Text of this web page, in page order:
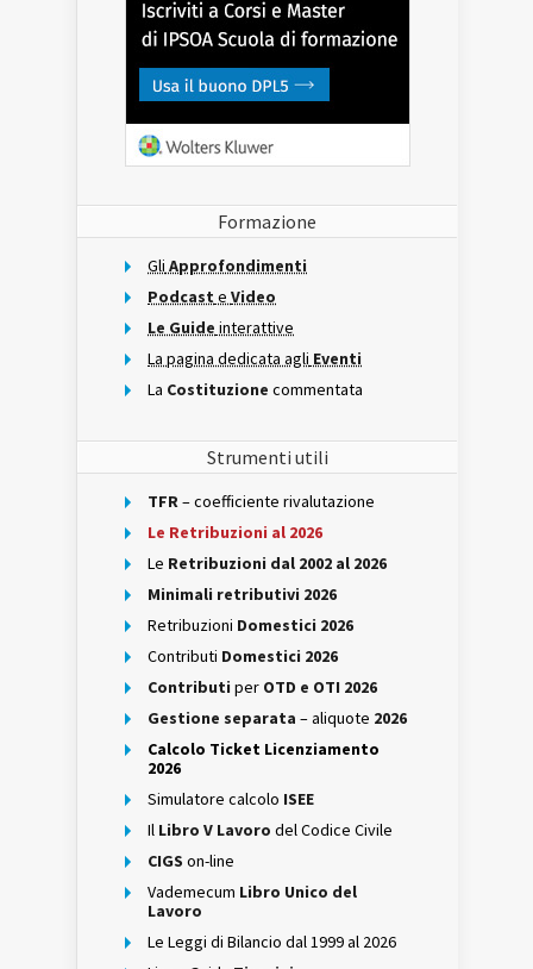
Formazione
Gli Approfondimenti
Podcast e Video
Le Guide interattive
La pagina dedicata agli Eventi
La Costituzione commentata
Strumenti utili
TFR– coefficiente rivalutazione
Le Retribuzioni al 2026
Le Retribuzioni dal 2002 al 2026
Minimali retributivi 2026
Retribuzioni Domestici 2026
Contributi Domestici 2026
Contributi per OTD e OTI 2026
Gestione separata – aliquote 2026
Calcolo Ticket Licenziamento
2026
Simulatore calcolo ISEE
Il Libro V Lavoro del Codice Civile
CIGS on-line
Vademecum Libro Unico del
Lavoro
Le Leggi di Bilancio dal 1999 al 2026